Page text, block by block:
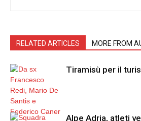
RELATED ARTICLES MORE FROM
Tiramisù per il
Alpe Adria, atleti